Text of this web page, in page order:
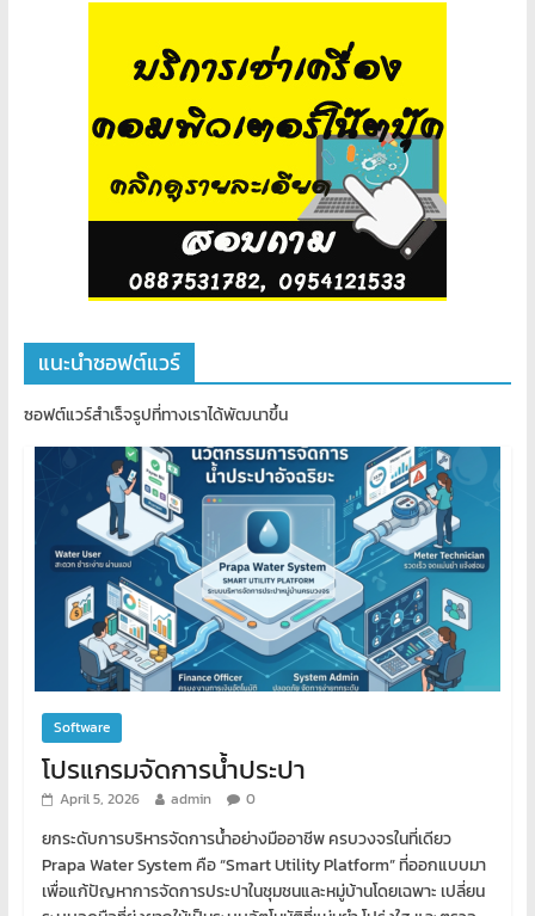
แนะนำซอฟต์แวร์
ซอฟต์แวร์สำเร็จรูปที่ทางเราได้พัฒนาขึ้น
Software
โปรแกรมจัดการน้ำประปา
April 5, 2026 admin 0
ยกระดับการบริหารจัดการน้ำอย่างมืออาชีพ ครบวงจรในที่เดียว
Prapa Water System คือ “Smart Utility Platform” ที่ออกแบบมา
เพื่อแก้ปัญหาการจัดการประปาในชุมชนและหมู่บ้านโดยเฉพาะ เปลี่ยน